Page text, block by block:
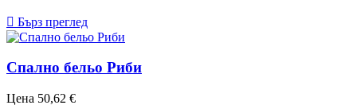
 Бърз преглед
Спално бельо Риби
Цена 50,62 €